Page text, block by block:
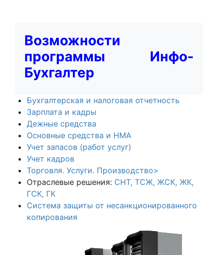
Возможности
программы Инфо-
Бухгалтер
Бухгалтерская и налоговая отчетность
Зарплата и кадры
Дежные средства
Основные средства и НМА
Учет запасов (работ услуг)
Учет кадров
Торговля. Услуги. Производство>
Отраслевые решения: СНТ, ТСЖ, ЖСК, ЖК,
ГСК, ГК
Система защиты от несанкционированного
копирования